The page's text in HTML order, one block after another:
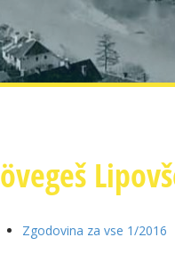
Zgodovina za vse 1/2016